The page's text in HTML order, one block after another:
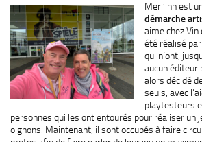
Merl’inn est
démarche
aime chez Vin
été réalisé
qui n’ont,
aucun éditeur
alors décidé
seuls, avec
playtesteurs
personnes qui les ont entourés pour réaliser un
oignons. Maintenant, il sont occupés à faire